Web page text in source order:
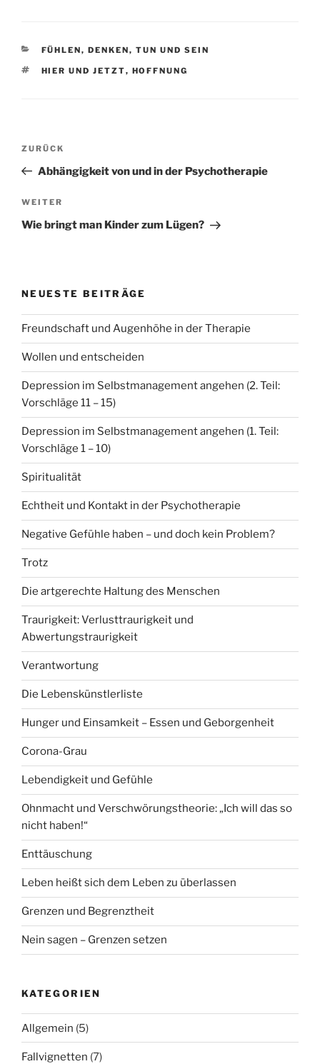
KATEGORIEN
FÜHLEN, DENKEN, TUN UND SEIN
SCHLAGWÖRTER
HIER UND JETZT, HOFFNUNG
Beitragsnavigation
Vorheriger
Beitrag
ZURÜCK
Abhängigkeit von und in der Psychotherapie
Nächster
Beitrag
WEITER
Wie bringt man Kinder zum Lügen?
NEUESTE BEITRÄGE
Freundschaft und Augenhöhe in der Therapie
Wollen und entscheiden
Depression im Selbstmanagement angehen (2. Teil:
Vorschläge 11 – 15)
Depression im Selbstmanagement angehen (1. Teil:
Vorschläge 1 – 10)
Spiritualität
Echtheit und Kontakt in der Psychotherapie
Negative Gefühle haben – und doch kein Problem?
Trotz
Die artgerechte Haltung des Menschen
Traurigkeit: Verlusttraurigkeit und
Abwertungstraurigkeit
Verantwortung
Die Lebenskünstlerliste
Hunger und Einsamkeit – Essen und Geborgenheit
Corona-Grau
Lebendigkeit und Gefühle
Ohnmacht und Verschwörungstheorie: „Ich will das so
nicht haben!“
Enttäuschung
Leben heißt sich dem Leben zu überlassen
Grenzen und Begrenztheit
Nein sagen – Grenzen setzen
KATEGORIEN
Allgemein (5)
Fallvignetten (7)